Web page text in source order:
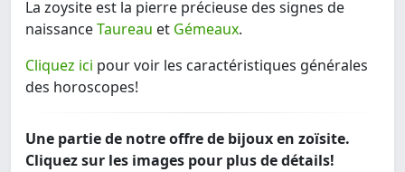
La zoysite est la pierre précieuse des signes de
naissanceTaureau et Gémeaux.
Cliquez ici pour voir les caractéristiques générales
des horoscopes!
Une partie de notre offre de bijoux en zoïsite.
Cliquez sur les images pour plus de détails!